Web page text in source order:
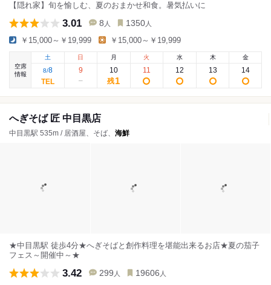
【隠れ家】旬を愉しむ、夏のおまかせ和食。暑気払いに
3.01 8 人 1350 人
￥15,000～￥19,999 ￥15,000～￥19,999
空席
情報
土
8/8
日
9
月
10
残1
火
11
水
12
木
13
金
14
へぎそば 匠 中目黒店
中目黒駅 535m / 居酒屋、そば、 海鮮
★中目黒駅 徒歩4分★へぎそばと創作料理を堪能出来るお店★夏の茄子
フェス～開催中～★
3.42 299 人 19606 人